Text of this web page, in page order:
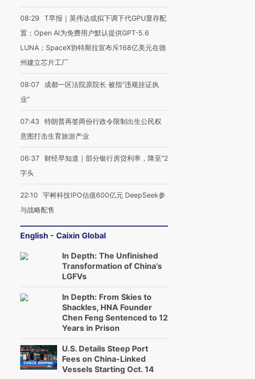
08:29
T早报｜英伟达或拟下调下代GPU显存配
置；Open AI为免费用户默认提供GPT-5.6
LUNA；SpaceX协特斯拉宣布斥168亿美元在德
州建立芯片工厂
08:07
成都一区法院原院长 被指“违规挂证执
业”
07:43
特朗普再签两份行政令限制出生公民权
意图打击生育旅游产业
06:37
财经早知道｜部分银行房贷利率，降至“2
字头
22:10
宇树科技IPO估值600亿元 DeepSeek参
与战略配售
English - Caixin Global
In Depth: The Unfinished
Transformation of China’s
LGFVs
In Depth: From Skies to
Shackles, HNA Founder
Chen Feng Sentenced to 12
Years in Prison
U.S. Details Steep Port
Fees on China-Linked
Vessels Starting Oct. 14